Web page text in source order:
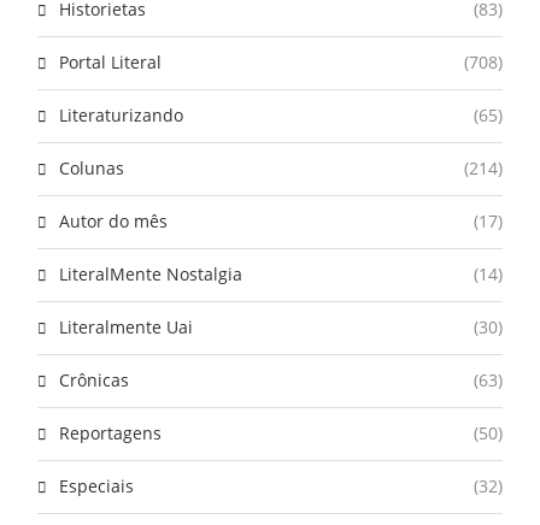
Historietas (83)
Portal Literal (708)
Literaturizando (65)
Colunas (214)
Autor do mês (17)
LiteralMente Nostalgia (14)
Literalmente Uai (30)
Crônicas (63)
Reportagens (50)
Especiais (32)